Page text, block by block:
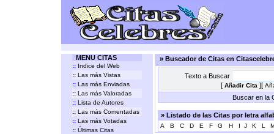
MENU CITAS
:: Indice del Web
:: Las más Vistas
:: Las más Enviadas
:: Las más Valoradas
:: Lista de Autores
:: Las más Comentadas
:: Las más Votadas
:: Últimas Citas
» Buscador de Citas en
Texto a Buscar
[ Añadir Cita ][
Buscar en la
» Listado de las Citas por letra
A B C D E F G H I J K L